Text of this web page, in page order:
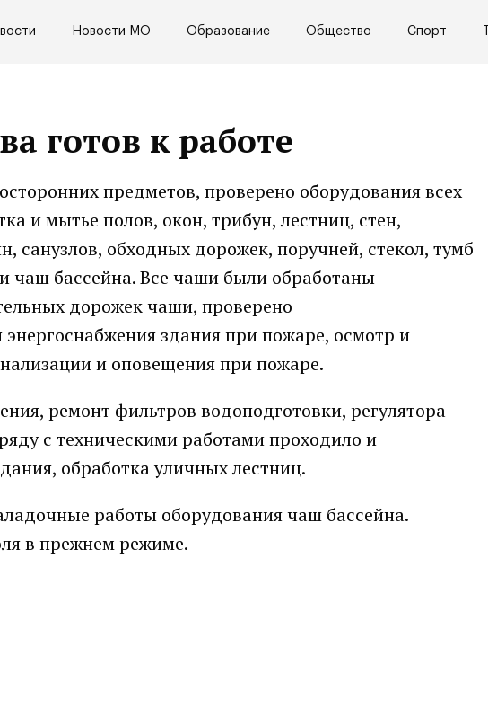
Новости МО Образование Общество Спорт
готов к работе
предметов, проверено оборудования всех
и мытье полов, окон, трибун, лестниц, стен,
санузлов, обходных дорожек, поручней, стекол, тумб
чаш бассейна. Все чаши были обработаны
дорожек чаши, проверено
здания при пожаре, осмотр и
и оповещения при пожаре.
ремонт фильтров водоподготовки, регулятора
с техническими работами проходило и
обработка уличных лестниц.
работы оборудования чаш бассейна.
в прежнем режиме.